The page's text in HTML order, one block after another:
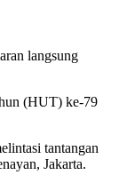
langsung
(HUT) ke-79
tantangan
Jakarta.